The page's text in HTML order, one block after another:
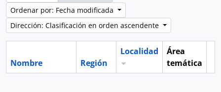
Ordenar por: Fecha modificada
Dirección: Clasificación en orden ascendente
Nombre Región
Localidad
Área
temática